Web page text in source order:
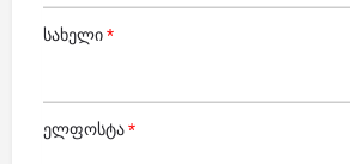
სახელი*
ელფოსტა*